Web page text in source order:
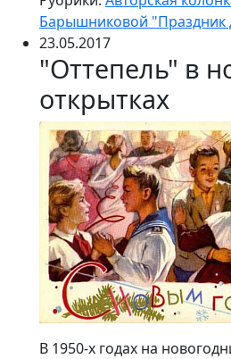
Барышниковой "Праздник
23.05.2017
"Оттепель" в
открытках
В 1950-х годах на